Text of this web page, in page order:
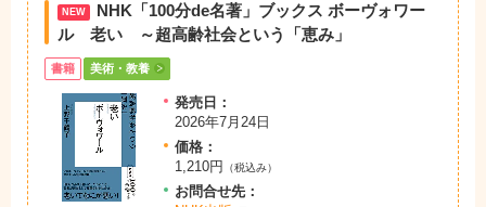
NEW
NHK「100分de名著」ブックス ボーヴォワー
ル 老い ～超高齢社会という「恵み」
書籍 美術・教養
発売日：
2026年7月24日
価格：
1,210円
（税込み）
お問合せ先：